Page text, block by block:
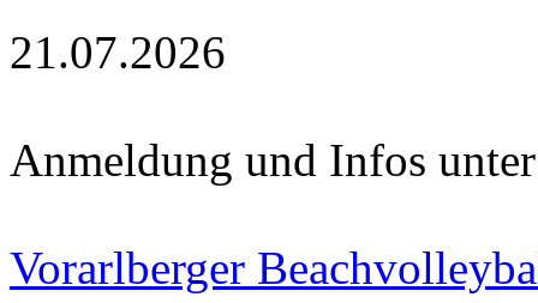
21.07.2026
Anmeldung und Infos
Vorarlberger